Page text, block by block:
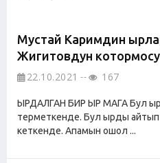
Мустай Каримдин
Жигитовдун
22.10.2021 167
ЫРДАЛГАН БИР ЫР МАГА Бул
терметкенде. Бул ырды
кеткенде. Апамын ошол ...